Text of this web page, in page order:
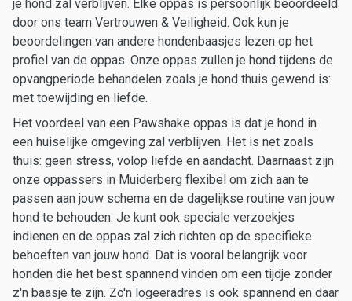
je hond zal verblijven. Elke oppas is persoonlijk beoordeeld
door ons team Vertrouwen & Veiligheid. Ook kun je
beoordelingen van andere hondenbaasjes lezen op het
profiel van de oppas. Onze oppas zullen je hond tijdens de
opvangperiode behandelen zoals je hond thuis gewend is:
met toewijding en liefde.
Het voordeel van een Pawshake oppas is dat je hond in
een huiselijke omgeving zal verblijven. Het is net zoals
thuis: geen stress, volop liefde en aandacht. Daarnaast zijn
onze oppassers in Muiderberg flexibel om zich aan te
passen aan jouw schema en de dagelijkse routine van jouw
hond te behouden. Je kunt ook speciale verzoekjes
indienen en de oppas zal zich richten op de specifieke
behoeften van jouw hond. Dat is vooral belangrijk voor
honden die het best spannend vinden om een tijdje zonder
z'n baasje te zijn. Zo'n logeeradres is ook spannend en daar